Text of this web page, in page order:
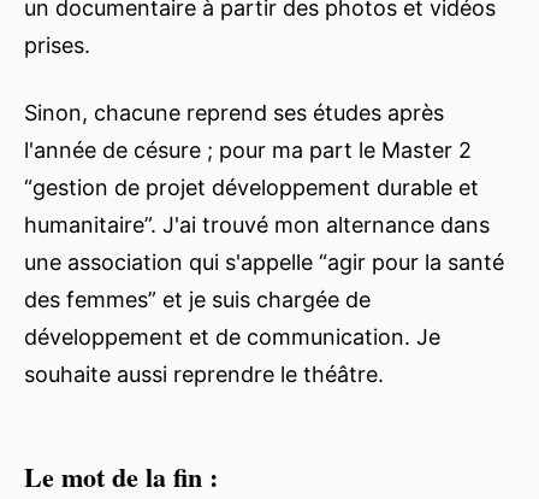
un documentaire à partir des photos et vidéos
prises.
Sinon, chacune reprend ses études après
l'année de césure ; pour ma part le Master 2
“gestion de projet développement durable et
humanitaire”. J'ai trouvé mon alternance dans
une association qui s'appelle “agir pour la santé
des femmes” et je suis chargée de
développement et de communication. Je
souhaite aussi reprendre le théâtre.
Le mot de la fin :